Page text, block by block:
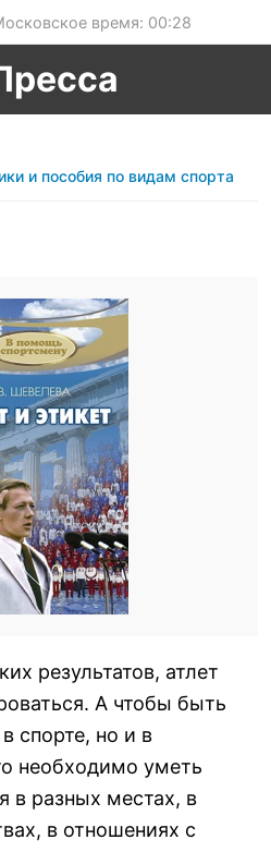
время: 00:28
и пособия по видам спорта
результатов, атлет
А чтобы быть
спорте, но и в
необходимо уметь
в разных местах, в
в отношениях с